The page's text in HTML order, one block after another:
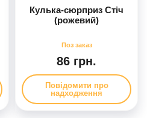
Кулька-сюрприз Стіч
(рожевий)
86 грн.
Повідомити про
надходження